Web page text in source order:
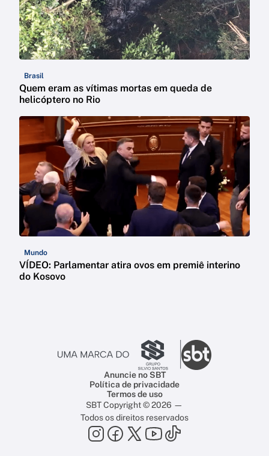
Brasil
Quem eram as vítimas mortas em queda de
helicóptero no Rio
Mundo
VÍDEO: Parlamentar atira ovos em premiê interino
do Kosovo
Anuncie no SBT
Política de privacidade
Termos de uso
SBT Copyright © 2026 —
Todos os direitos reservados